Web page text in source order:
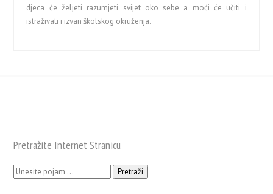
djeca će željeti razumjeti svijet oko sebe a moći će učiti i
istraživati i izvan školskog okruženja.
Pretražite Internet Stranicu
Pretraži: